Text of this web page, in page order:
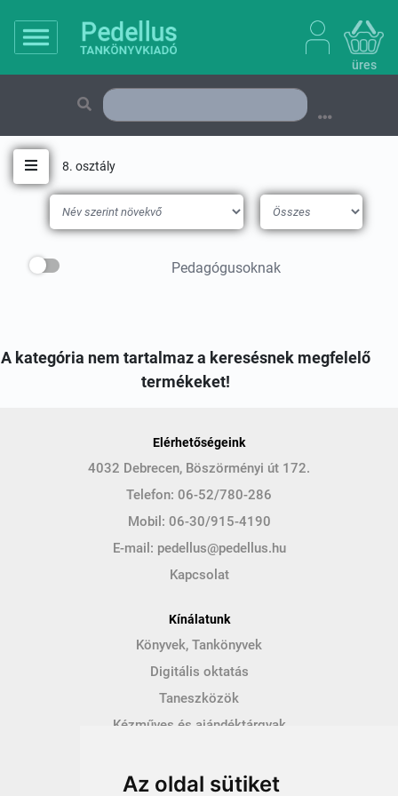
Az oldal sütiket
üres
Toggle navigation
8. osztály
Pedagógusoknak
A kategória nem tartalmaz a keresésnek megfelelő
termékeket!
Elérhetőségeink
4032 Debrecen, Böszörményi út 172.
Telefon: 06-52/780-286
Mobil: 06-30/915-4190
E-mail: pedellus@pedellus.hu
Kapcsolat
Kínálatunk
Könyvek, Tankönyvek
Digitális oktatás
Taneszközök
Kézműves és ajándéktárgyak